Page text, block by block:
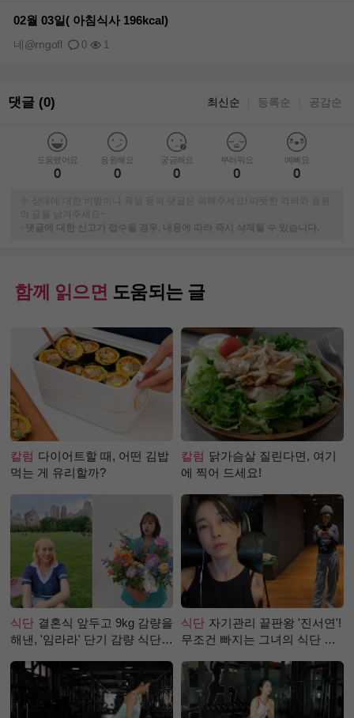
02월 03일( 아침식사 196kcal)
0 1
네@rngofl
댓글 (0) 최신순 등록순 공감순
도움됐어요
0
응원해요
0
궁금해요
0
부러워요
0
예뻐요
0
※ 상대에 대한 비방이나 욕설 등의 댓글은 피해주세요! 따뜻한 격려와 응원
의 글을 남겨주세요~
-
댓글에 대한 신고가 접수될 경우, 내용에 따라 즉시 삭제될 수 있습니다.
함께 읽으면 도움되는 글
칼럼 다이어트할 때, 어떤 김밥
먹는 게 유리할까?
칼럼 닭가슴살 질린다면, 여기
에 찍어 드세요!
식단 결혼식 앞두고 9kg 감량을
해낸, '임라라' 단기 감량 식단
식단 자기관리 끝판왕 '진서연'!
무조건 빠지는 그녀의 식단 정